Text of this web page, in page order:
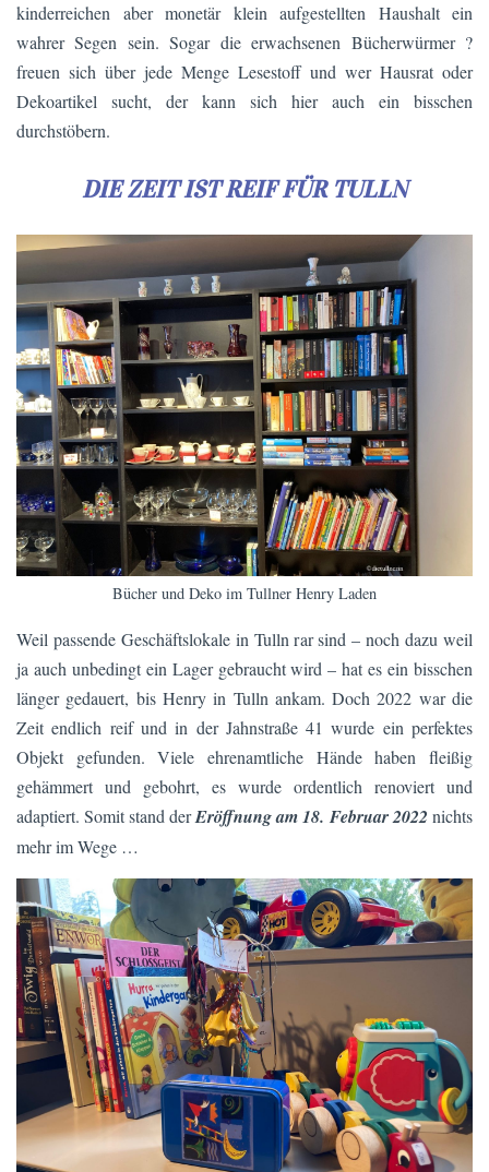
kinderreichen aber monetär klein aufgestellten Haushalt ein
wahrer Segen sein. Sogar die erwachsenen Bücherwürmer ?
freuen sich über jede Menge Lesestoff und wer Hausrat oder
Dekoartikel sucht, der kann sich hier auch ein bisschen
durchstöbern.
DIE ZEIT IST REIF FÜR TULLN
Bücher und Deko im Tullner Henry Laden
Weil passende Geschäftslokale in Tulln rar sind – noch dazu weil
ja auch unbedingt ein Lager gebraucht wird – hat es ein bisschen
länger gedauert, bis Henry in Tulln ankam. Doch 2022 war die
Zeit endlich reif und in der Jahnstraße 41 wurde ein perfektes
Objekt gefunden. Viele ehrenamtliche Hände haben fleißig
gehämmert und gebohrt, es wurde ordentlich renoviert und
adaptiert. Somit stand derEröffnung am 18. Februar 2022 nichts
mehr im Wege …